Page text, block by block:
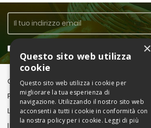
CONTACT INFORMATION
PRODOTTI
LA NOSTRA AZIENDA
IL TUO ACCOUNT
×
Questo sito web utilizza
cookie
Questo sito web utilizza i cookie per
migliorare la tua esperienza di
navigazione. Utilizzando il nostro sito web
acconsenti a tutti i cookie in conformità con
la nostra policy per i cookie. Leggi di più